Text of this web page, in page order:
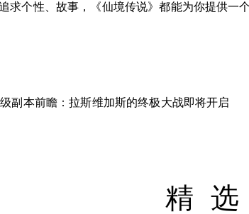
求个性、故事，《仙境传说》都能为你提供一
级副本前瞻：拉斯维加斯的终极大战即将开启
精